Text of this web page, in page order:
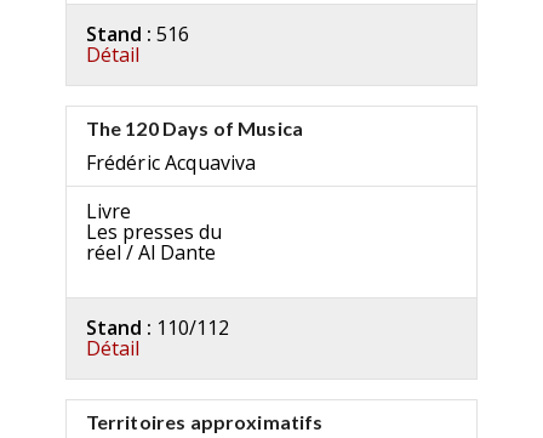
Stand : 516
Détail
The 120 Days of Musica
Frédéric Acquaviva
Livre
Les presses du
réel / Al Dante
Stand : 110/112
Détail
Territoires approximatifs